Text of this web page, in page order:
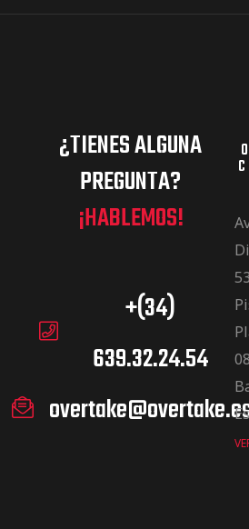
¿TIENES ALGUNA
PREGUNTA?
¡HABLEMOS!
+(34)
639.32.24.54